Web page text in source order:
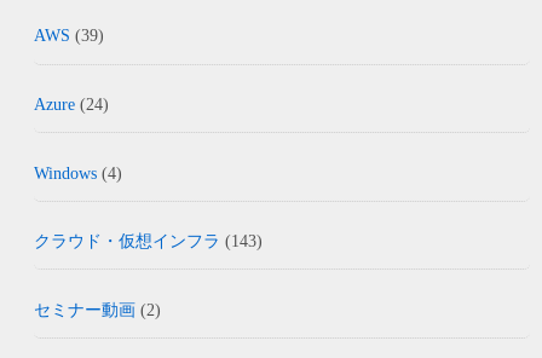
AWS (39)
Azure (24)
Windows (4)
クラウド・仮想インフラ (143)
セミナー動画 (2)